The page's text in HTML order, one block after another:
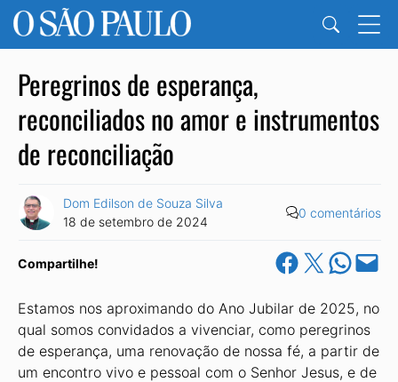
Peregrinos de esperança,
reconciliados no amor e instrumentos
de reconciliação
Dom Edilson de Souza Silva
18 de setembro de 2024
0 comentários
Compartilhe! Share on Facebook
Share on X Share on
Email this
Estamos nos aproximando do Ano Jubilar de 2025, no
qual somos convidados a vivenciar, como peregrinos
de esperança, uma renovação de nossa fé, a partir de
um encontro vivo e pessoal com o Senhor Jesus, e de